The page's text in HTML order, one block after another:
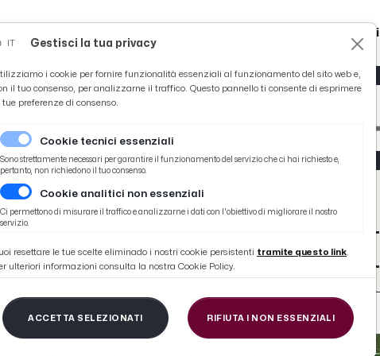
Coppa Teodori
ASCOLI
Gestisci la tua privacy
i cookie per fornire funzionalità essenziali al funzionamento del sito web e,
il tuo consenso, per analizzarne il traffico. Questo pannello ti consente di esprimere
tue preferenze di consenso.
Cookie tecnici essenziali
Sono strettamente necessari per garantire il funzionamento del servizio che ci hai richiesto e,
pertanto, non richiedono il tuo consenso.
Cookie analitici non essenziali
Ci permettono di misurare il traffico e analizzarne i dati con l'obiettivo di migliorare il nostro
servizio.
resettare le tue scelte eliminado i nostri cookie persistenti tramite questo link.
ulteriori informazioni consulta la nostra Cookie Policy.
ACCETTA SELEZIONATI RIFIUTA I NON ESSENZIALI